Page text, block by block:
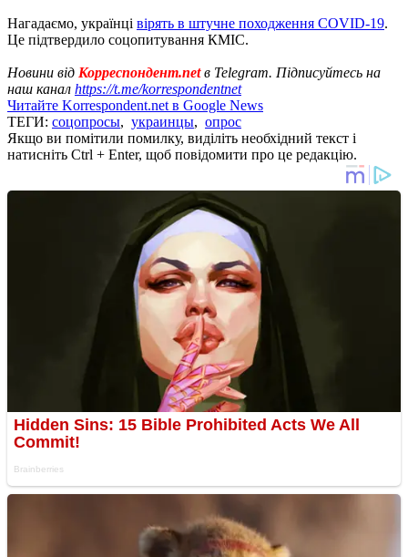
Нагадаємо, українці вірять в штучне походження COVID-19.
Це підтвердило соцопитування КМІС.
Новини від Корреспондент.netв Telegram. Підписуйтесь на
наш канал https://t.me/korrespondentnet
Читайте Korrespondent.net в Google News
ТЕГИ: соцопросы, украинцы, опрос
Якщо ви помітили помилку, виділіть необхідний текст і
натисніть Ctrl + Enter, щоб повідомити про це редакцію.